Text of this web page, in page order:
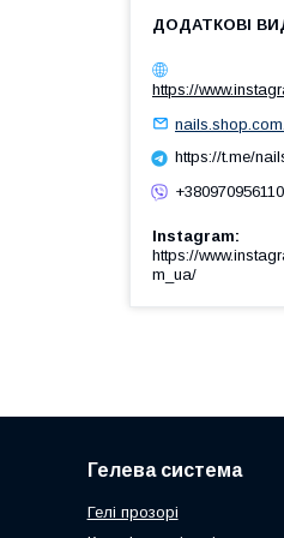
https://
https://t.me/
+380970956110
Instagram
https://
m_ua/
Гелева система
Гелі прозорі